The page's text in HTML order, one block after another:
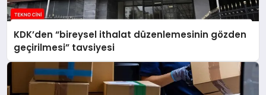
KDK’den “bireysel ithalat düzenlemesinin gözden
geçirilmesi” tavsiyesi